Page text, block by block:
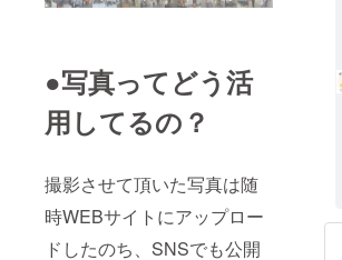
●写真ってどう活
用してるの？
撮影させて頂いた写真は随
時WEBサイトにアップロー
ドしたのち、SNSでも公開